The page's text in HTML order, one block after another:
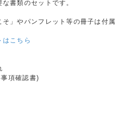
書類のセットです。
」やパンフレット等の冊子は付
はこちら
項確認書)